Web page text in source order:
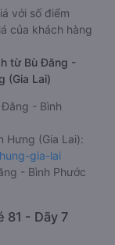
với số điểm
của khách hàng
từ Bù Đăng -
(Gia Lai)
- Bình
Hưng (Gia Lai):
gia-lai
- Bình Phước
81 - Dãy 7